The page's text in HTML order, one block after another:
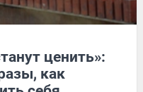
ценить»:
как